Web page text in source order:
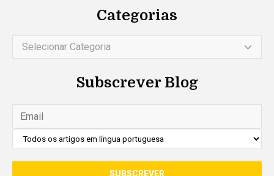
Categorias
Selecionar Categoria
Subscrever Blog